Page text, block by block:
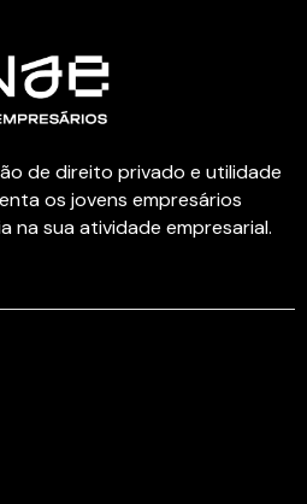
de direito privado e utilidade
os jovens empresários
na sua atividade empresarial.